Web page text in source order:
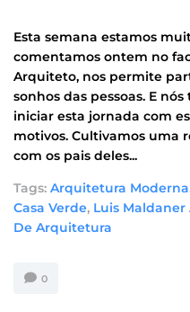
Esta semana estamos
comentamos ontem no
Arquiteto, nos permite
sonhos das pessoas. E
iniciar esta jornada com
motivos. Cultivamos uma
com os pais deles...
Tags: Arquitetura Moderna
Casa Verde, Luis
De Arquitetura
0